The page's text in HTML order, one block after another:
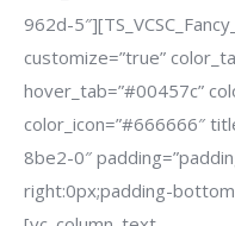
962d-
customize=”true”
hover_tab=”#00457c”
color_icon=”#666666″
8be2-0″
right:0px;padding-